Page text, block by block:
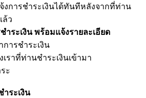
งการชำระเงินได้ทันทีหลังจากที่ท่าน
ล้ว
ำระเงิน พร้อมแจ้งรายละเอียด
รชำระเงิน
ที่ท่านชำระเงินเข้ามา
ะ
ำระเงิน